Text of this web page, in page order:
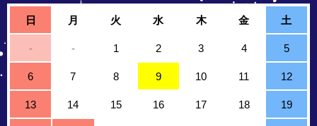
日 月 火 水 木 金 土
- - 1 2 3 4 5
6 7 8 9 10 11 12
13 14 15 16 17 18 19